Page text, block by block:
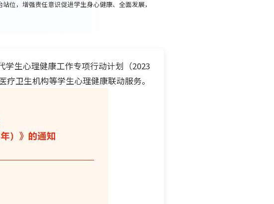
位，增强责任意识促进学生身心健康、全面发展，
学生心理健康工作专项行动计划（2023
卫生机构等学生心理健康联动服务。